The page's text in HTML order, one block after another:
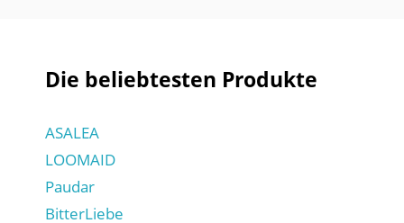
Die beliebtesten Produkte
ASALEA
LOOMAID
Paudar
BitterLiebe